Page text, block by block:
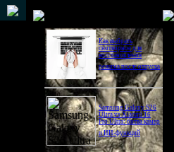
Как выбрать
снотворное для
восстановления
режима после отпуска
Samsung Galaxy S26
Ultra vs Xiaomi 16
Pro Ultra: битва камер
и ИИ-функций